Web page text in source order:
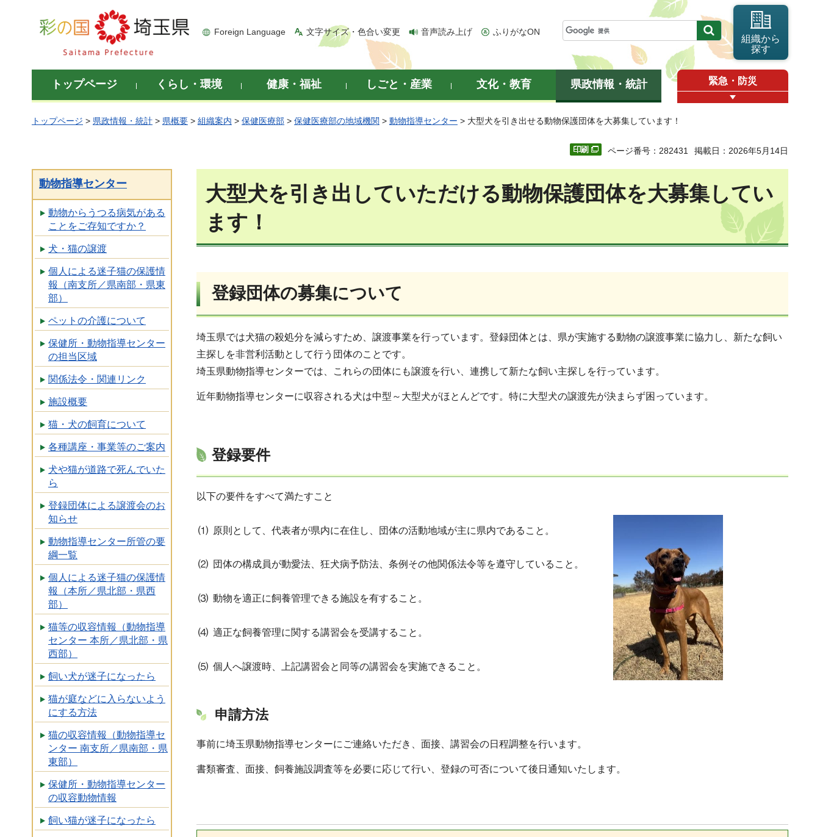
彩の国 埼玉県
Foreign Language 文字サイズ・色合い変更 音声読み上げ ふりがなON
組織から
探す
トップページ くらし・環境 健康・福祉 しごと・産業 文化・教育 県政情報・統計 緊急・防災
トップページ > 県政情報・統計 > 県概要 > 組織案内 > 保健医療部 > 保健医療部の地域機関 > 動物指導センター > 大型犬を引き出せる動物保護団体を大募集しています！
ページ番号：282431 掲載日：2026年5月14日
動物指導センター
動物からうつる病気がある
ことをご存知ですか？
犬・猫の譲渡
個人による迷子猫の保護情
報（南支所／県南部・県東
部）
ペットの介護について
保健所・動物指導センター
の担当区域
関係法令・関連リンク
施設概要
猫・犬の飼育について
各種講座・事業等のご案内
犬や猫が道路で死んでいた
ら
登録団体による譲渡会のお
知らせ
動物指導センター所管の要
綱一覧
個人による迷子猫の保護情
報（本所／県北部・県西
部）
猫等の収容情報（動物指導
センター 本所／県北部・県
西部）
飼い犬が迷子になったら
猫が庭などに入らないよう
にする方法
猫の収容情報（動物指導セ
ンター 南支所／県南部・県
東部）
保健所・動物指導センター
の収容動物情報
飼い猫が迷子になったら
大型犬を引き出していただける動物保護団体を大募集してい
ます！
登録団体の募集について
埼玉県では犬猫の殺処分を減らすため、譲渡事業を行っています。登録団体とは、県が実施する動物の譲渡事業に協力し、新たな飼い
主探しを非営利活動として行う団体のことです。
埼玉県動物指導センターでは、これらの団体にも譲渡を行い、連携して新たな飼い主探しを行っています。
近年動物指導センターに収容される犬は中型～大型犬がほとんどです。特に大型犬の譲渡先が決まらず困っています。
登録要件
以下の要件をすべて満たすこと
⑴ 原則として、代表者が県内に在住し、団体の活動地域が主に県内であること。
⑵ 団体の構成員が動愛法、狂犬病予防法、条例その他関係法令等を遵守していること。
⑶ 動物を適正に飼養管理できる施設を有すること。
⑷ 適正な飼養管理に関する講習会を受講すること。
⑸ 個人へ譲渡時、上記講習会と同等の講習会を実施できること。
申請方法
事前に埼玉県動物指導センターにご連絡いただき、面接、講習会の日程調整を行います。
書類審査、面接、飼養施設調査等を必要に応じて行い、登録の可否について後日通知いたします。